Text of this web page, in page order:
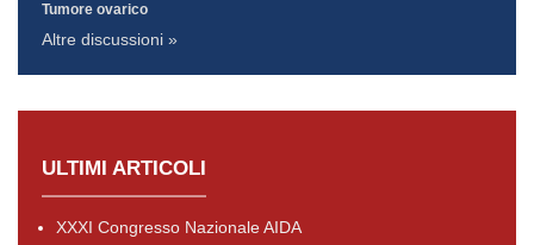
Tumore ovarico
Altre discussioni »
ULTIMI ARTICOLI
XXXI Congresso Nazionale AIDA